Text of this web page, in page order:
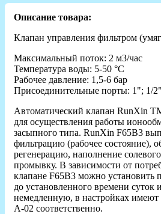
Описание товара:
Клапан управления фильтром
Максимальный поток: 2 м3/час
Температура воды: 5-50 °С
Рабочее давление: 1,5-6 бар
Присоединительные порты: 1"; 1/2"
Автоматический клапан RunXin
для осуществления работы
засыпного типа. RunXin F65B3
фильтрацию (рабочее состояние),
регенерацию, наполнение
промывку. В зависимости от
клапане F65B3 можно установить
до установленного времени суток
немедленную, в настройках имеют
А-02 соответственно.